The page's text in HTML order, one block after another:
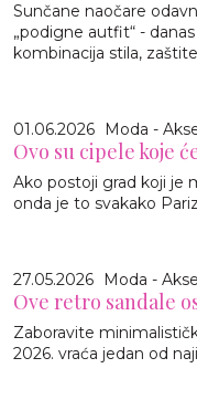
Sunčane naočare
„podigne autfit“ -
kombinacija stila,
01.06.2026 Moda -
Ovo su cipele koje
Ako postoji grad koji je
onda je to svakako
27.05.2026 Moda -
Ove retro sandale
Zaboravite
2026. vraća jedan od